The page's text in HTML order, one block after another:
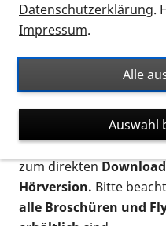
Auf dieser Seite finden
Ort. Nutzen Sie den
nach Flyern und
suchen. Die meisten
verschiedenen
postalischen
zum direkten
Hörversion. Bitte
alle Broschüren und
Datenschutzerklärung.
Impressum.
Alle
Auswahl